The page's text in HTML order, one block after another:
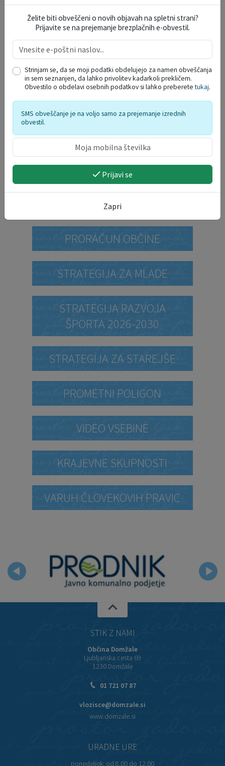
DELO OBČINSKEGA
REDARSTVA
PROSTORSKI AKTI
PRORAČUN OBČINE
STRATEGIJA ZA MLADE
STRATEGIJA RAZVOJA
ŠPORTA 2026-2030
STRATEGIJA ZA STAREJŠE
PROMETNI POLIGON
VIDEO VSEBINE
KRAJEVNE SKUPNOSTI
VARUH ČLOVEKOVIH PRAVIC
STIK Z NAMI
Občina Domžale
Ljubljanska cesta 69
1230 Domžale
01 721 07 87
vlozisce@domzale.si
www.domzale.si
URADNE URE
ponedeljek: od 8.00 do 12.00
Želite biti obveščeni o novih objavah na spletni strani?
Prijavite se na prejemanje brezplačnih e-obvestil.
Strinjam se, da se moji podatki obdelujejo za namen obveščanja
in sem seznanjen, da lahko privolitev kadarkoli prekličem.
Obvestilo o obdelavi osebnih podatkov si lahko preberetetukaj.
SMS obveščanje je na voljo samo za prejemanje izrednih
obvestil.
Prijavi se
Zapri